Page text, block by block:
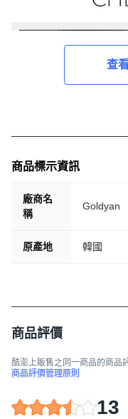
查
商品標示資訊
廠商名
稱
Goldyan
原產地 韓國
商品評價
酷澎上販售之同一商品的商品
商品評價管理原則
13